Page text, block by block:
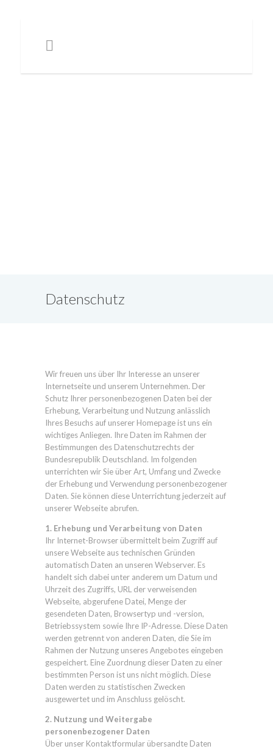
Datenschutz
Wir freuen uns über Ihr Interesse an unserer
Internetseite und unserem Unternehmen. Der
Schutz Ihrer personenbezogenen Daten bei der
Erhebung, Verarbeitung und Nutzung anlässlich
Ihres Besuchs auf unserer Homepage ist uns ein
wichtiges Anliegen. Ihre Daten im Rahmen der
Bestimmungen des Datenschutzrechts der
Bundesrepublik Deutschland. Im folgenden
unterrichten wir Sie über Art, Umfang und Zwecke
der Erhebung und Verwendung personenbezogener
Daten. Sie können diese Unterrichtung jederzeit auf
unserer Webseite abrufen.
1. Erhebung und Verarbeitung von Daten
Ihr Internet-Browser übermittelt beim Zugriff auf
unsere Webseite aus technischen Gründen
automatisch Daten an unseren Webserver. Es
handelt sich dabei unter anderem um Datum und
Uhrzeit des Zugriffs, URL der verweisenden
Webseite, abgerufene Datei, Menge der
gesendeten Daten, Browsertyp und -version,
Betriebssystem sowie Ihre IP-Adresse. Diese Daten
werden getrennt von anderen Daten, die Sie im
Rahmen der Nutzung unseres Angebotes eingeben
gespeichert. Eine Zuordnung dieser Daten zu einer
bestimmten Person ist uns nicht möglich. Diese
Daten werden zu statistischen Zwecken
ausgewertet und im Anschluss gelöscht.
2. Nutzung und Weitergabe
personenbezogener Daten
Über unser Kontaktformular übersandte Daten